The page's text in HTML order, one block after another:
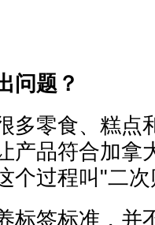
问题？
多零食、糕点
产品符合加拿
个过程叫"二
标签标准，并